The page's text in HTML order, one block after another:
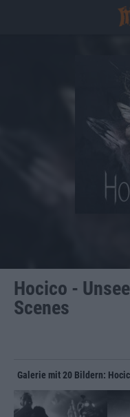
Hocico -
Scenes
Galerie mit 20 Bildern: